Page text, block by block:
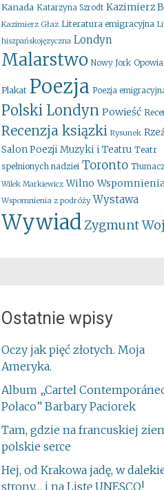
Kanada Katarzyna Szrodt Kazimierz
Kazimierz Głaz Literatura emigracyjna
hiszpańskojęzyczna Londyn
Malarstwo Nowy Jork
Plakat Poezja Poezja
Polski Londyn Powieść
Recenzja ksiązki Rysunek
Salon Poezji Muzyki i Teatru Teatr
spełnionych nadziei Toronto
Wilek Markiewicz Wilno
Wspomnienia z podróży Wystawa
WywiadZygmunt
Ostatnie wpisy
Oczy jak pięć złotych. Moja
Ameryka.
Album „Cartel
Polaco” Barbary Paciorek
Tam, gdzie na francuskiej
polskie serce
Hej, od Krakowa jadę, w
strony… i na Listę UNESCO!